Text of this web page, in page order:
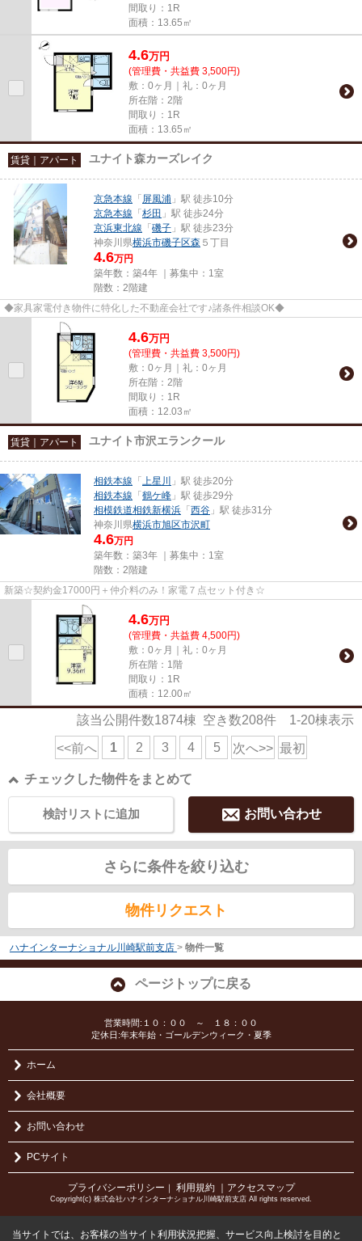
間取り：1R
面積：13.65㎡
4.6万円
(管理費・共益費 3,500円)
敷：0ヶ月｜礼：0ヶ月
所在階：2階
間取り：1R
面積：13.65㎡
賃貸｜アパート ユナイト森カーズレイク
京急本線 「 屏風浦 」駅 徒歩10分
京急本線 「 杉田 」駅 徒歩24分
京浜東北線 「 磯子 」駅 徒歩23分
神奈川県横浜市磯子区森 ５丁目
4.6万円
築年数：築4年 ｜募集中： 1室
階数：2階建
◆家具家電付き物件に特化した不動産会社です♪諸条件相談OK◆
4.6万円
(管理費・共益費 3,500円)
敷：0ヶ月｜礼：0ヶ月
所在階：2階
間取り：1R
面積：12.03㎡
賃貸｜アパート ユナイト市沢エランクール
相鉄本線 「 上星川
」駅 徒歩20分
相鉄本線 「 鶴ケ峰 」駅 徒歩29分
相模鉄道相鉄新横浜 「 西谷 」駅 徒歩31分
神奈川県横浜市旭区市沢町
4.6万円
築年数：築3年 ｜募集中： 1室
階数：2階建
新築☆契約金17000円＋仲介料のみ！家電７点セット付き☆
4.6万円
(管理費・共益費 4,500円)
敷：0ヶ月｜礼：0ヶ月
所在階：1階
間取り：1R
面積：12.00㎡
該当公開件数1874棟 空き数208件 1-20棟表示
<<前へ 1 2 3 4 5 次へ>> 最初
チェックした物件をまとめて
お問い合わせ
検討リストに追加
さらに条件を絞り込む
物件リクエスト
ハナインターナショナル川崎駅前支店 > 物件一覧
ページトップに戻る
営業時間:１０：００ ～ １８：００
定休日:年末年始・ゴールデンウィーク・夏季
ホーム
会社概要
お問い合わせ
PCサイト
プライバシーポリシー ｜ 利用規約 ｜アクセスマップ
Copyright(c) 株式会社ハナインターナショナル川崎駅前支店 All rights reserved.
当サイトでは、お客様の当サイト利用状況把握、サービス向上検討を目的と